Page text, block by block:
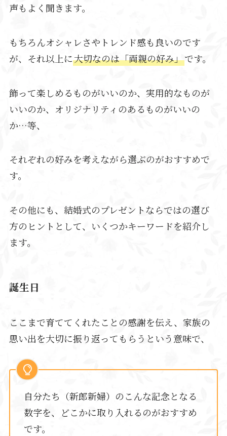
声もよく聞きます。
もちろんオシャレさやトレンド感も良いのです
が、それ以上に大切なのは「両親の好み」です。
飾って楽しめるものがいいのか、実用的なものが
いいのか、オリジナリティのあるものがいいの
か…等、
それぞれの好みを考えながら選ぶのがおすすめで
す。
その他にも、結婚式のプレゼントならではの選び
方のヒントとして、いくつかキーワードを紹介し
ます。
誕生日
ここまで育ててくれたことの感謝を伝え、家族の
思い出を大切に振り返ってもらうという意味で、
自分たち（新郎新婦）のこんな記念となる
数字を、どこかに取り入れるのがおすすめ
です。